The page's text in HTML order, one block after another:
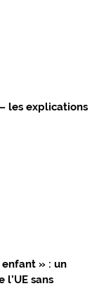
les explications
» : un
sans